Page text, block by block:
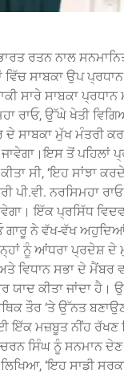
ਰਤਨ ਨਾਲ
ਵਿੱਚ ਸਾਬਕਾ ਉਪ
ਸਾਰੇ ਸਾਬਕਾ
ਰਾਓ, ਉੱਘੇ ਖੇਤੀ
ਦੇ ਸਾਬਕਾ ਮੁੱਖ ਮੰਤਰੀ
ਤੋਂ ਪਹਿਲਾਂ
ਸੀ, ‘ਇਹ ਸਾਂਝਾ
ਪੀ.ਵੀ. ਨਰਸਿਮਹਾ
ਇੱਕ ਪ੍ਰਸਿੱਧ
ਗਾਰੂ ਨੇ ਵੱਖ-ਵੱਖ
ਨੂੰ ਆਂਧਰਾ ਪ੍ਰਦੇਸ਼ ਦੇ
ਵਿਧਾਨ ਸਭਾ ਦੇ ਮੈਂਬਰ
ਯਾਦ ਕੀਤਾ ਜਾਂਦਾ ਹੈ।
ਤੌਰ ‘ਤੇ ਉੱਨਤ
ਇੱਕ ਮਜ਼ਬੂਤ ​​ਨੀਂਹ ਰੱਖਣ
ਚਰਨ ਸਿੰਘ ਨੂੰ ਸਨਮਾਨ
‘ਇਹ ਸਾਡੀ